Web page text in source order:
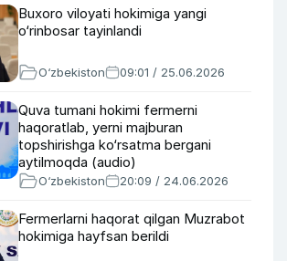
Buxoro viloyati hokimiga yangi
o‘rinbosar tayinlandi
O‘zbekiston 09:01 / 25.06.2026
Quva tumani hokimi fermerni
haqoratlab, yerni majburan
topshirishga ko‘rsatma bergani
aytilmoqda (audio)
O‘zbekiston 20:09 / 24.06.2026
Fermerlarni haqorat qilgan Muzrabot
hokimiga hayfsan berildi